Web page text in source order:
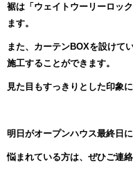
裾は「ウェイトウーリーロッ
ます。
また、カーテンBOXを設けて
施工することができます。
見た目もすっきりとした印象
明日がオープンハウス最終日
悩まれている方は、ぜひご連絡